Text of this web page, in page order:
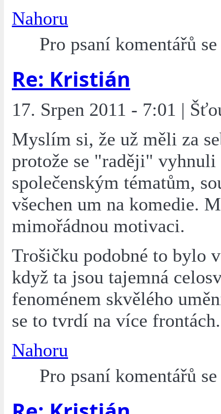
Nahoru
Pro psaní komentářů
Re: Kristián
17. Srpen 2011 - 7:01 |
Myslím si, že už měli za
protože se "raději" vyhnuli
společenským tématům,
všechen um na komedie.
mimořádnou motivaci.
Trošičku podobné to bylo
když ta jsou tajemná
fenoménem skvělého
se to tvrdí na více frontách.
Nahoru
Pro psaní komentářů